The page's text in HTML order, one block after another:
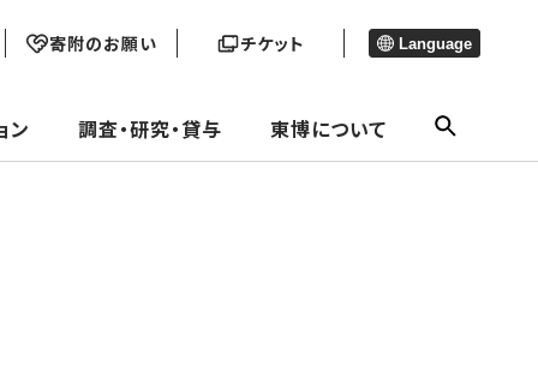
寄附のお願い チケット Language
ン 調査・研究・貸与 東博について